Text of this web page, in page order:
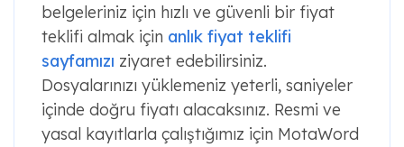
belgeleriniz için hızlı ve güvenli bir fiyat
teklifi almak için anlık fiyat teklifi
sayfamızı ziyaret edebilirsiniz.
Dosyalarınızı yüklemeniz yeterli, saniyeler
içinde doğru fiyatı alacaksınız. Resmi ve
yasal kayıtlarla çalıştığımız için MotaWord